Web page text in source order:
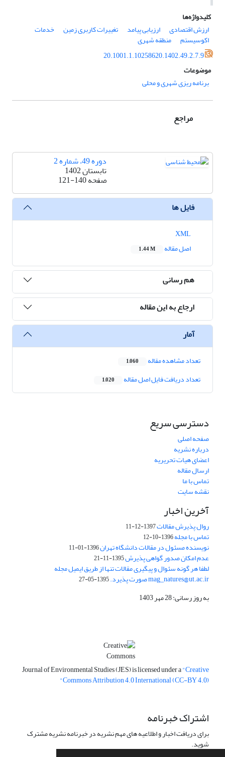
کلیدواژه‌ها
ارزش‌ اقتصادی
ارزیابی پیامد تغییرات کاربری زمین خدمات
اکوسیستم
منطقه شهری
20.1001.1.10258620.1402.49.2.7.9
موضوعات
برنامه ریزی شهری و محلی
مراجع
دوره 49، شماره 2
تابستان 1402
صفحه121-140
فایل ها
اصل مقاله
1.44 M
هم رسانی
ارجاع به این مقاله
آمار
تعداد مشاهده مقاله 1,060
تعداد دریافت فایل اصل مقاله 1,020
دسترسی سریع
صفحه اصلی
درباره نشریه
اعضای هیات تحریریه
ارسال مقاله
تماس با ما
نقشه سایت
آخرین اخبار
روال پذیرش مقالات1397-12-11
تماس با مجله1396-10-12
نویسنده مسئول در مقالات دانشگاه تهران1396-01-11
عدم امکان صدور گواهی پذیرش1395-11-21
لطفا هر گونه سئوال و پیگیری مقالات تنها از طریق ایمیل مجله
mag_natures@ut.ac.ir صورت پذیرد. 1395-05-27
به روز رسانی: 28 مهر 1403
Journal of Environmental Studies (JES) is licensed under a"Creative
Commons Attribution 4.0 International (CC-BY 4.0)"
اشتراک خبرنامه
برای دریافت اخبار و اطلاعیه های مهم نشریه در خبرنامه نشریه مشترک
شوید.